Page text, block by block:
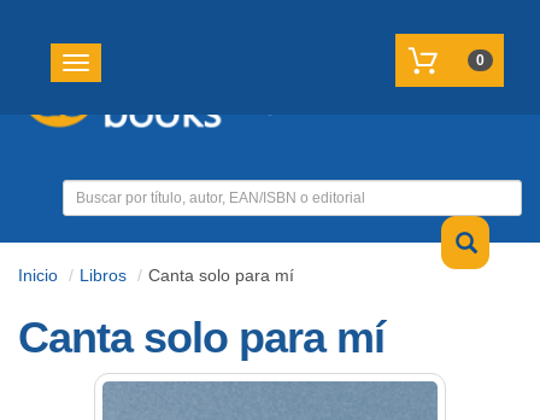
Toggle navigation 0
Inicio Libros Canta solo para mí
Canta solo para mí